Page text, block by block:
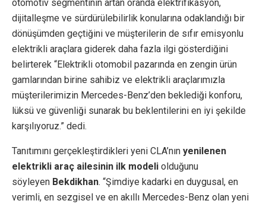
otomotiv segmentinin artan oranda elektrifikasyon,
dijitalleşme ve sürdürülebilirlik konularına odaklandığı bir
dönüşümden geçtiğini ve müşterilerin de sıfır emisyonlu
elektrikli araçlara giderek daha fazla ilgi gösterdiğini
belirterek “Elektrikli otomobil pazarında en zengin ürün
gamlarından birine sahibiz ve elektrikli araçlarımızla
müşterilerimizin Mercedes-Benz’den beklediği konforu,
lüksü ve güvenliği sunarak bu beklentilerini en iyi şekilde
karşılıyoruz.” dedi.
Tanıtımını gerçekleştirdikleri yeni CLA’nın yenilenen
elektrikli araç ailesinin ilk modeli olduğunu
söyleyen Bekdikhan. “Şimdiye kadarki en duygusal, en
verimli, en sezgisel ve en akıllı Mercedes-Benz olan yeni